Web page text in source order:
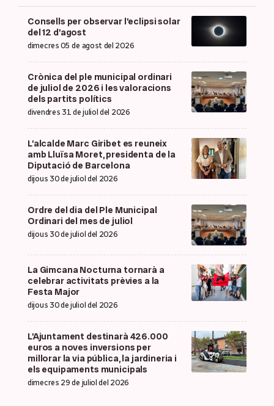
Consells per observar l’eclipsi solar
del 12 d’agost
dimecres 05 de agost del 2026
Crònica del ple municipal ordinari
de juliol de 2026 i les valoracions
dels partits polítics
divendres 31 de juliol del 2026
L’alcalde Marc Giribet es reuneix
amb Lluïsa Moret, presidenta de la
Diputació de Barcelona
dijous 30 de juliol del 2026
Ordre del dia del Ple Municipal
Ordinari del mes de juliol
dijous 30 de juliol del 2026
La Gimcana Nocturna tornarà a
celebrar activitats prèvies a la
Festa Major
dijous 30 de juliol del 2026
L’Ajuntament destinarà 426.000
euros a noves inversions per
millorar la via pública, la jardineria i
els equipaments municipals
dimecres 29 de juliol del 2026